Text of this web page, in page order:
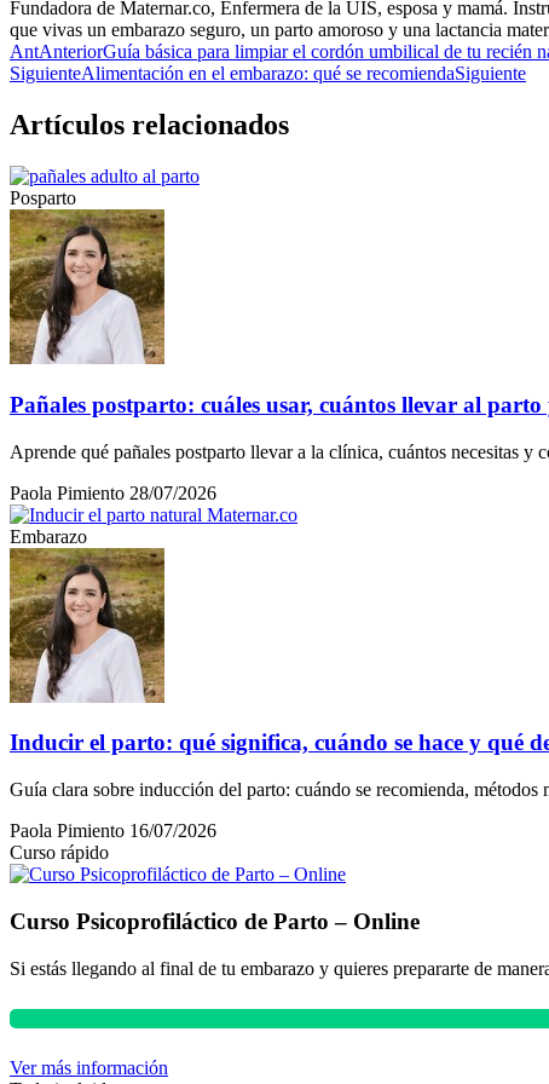
Fundadora de Maternar.co, Enfermera de la UIS, esposa y mamá.
que vivas un embarazo seguro, un parto amoroso y una lactancia
AntAnteriorGuía básica para limpiar el cordón umbilical de tu recién
SiguienteAlimentación en el embarazo: qué se recomiendaSiguiente
Artículos relacionados
Posparto
Pañales postparto: cuáles usar, cuántos llevar al parto
Aprende qué pañales postparto llevar a la clínica, cuántos necesitas y
Paola Pimiento 28/07/2026
Embarazo
Inducir el parto: qué significa, cuándo se hace y qué
Guía clara sobre inducción del parto: cuándo se recomienda, métodos
Paola Pimiento 16/07/2026
Curso rápido
Curso Psicoprofiláctico de Parto – Online
Si estás llegando al final de tu embarazo y quieres prepararte de
Ver más información